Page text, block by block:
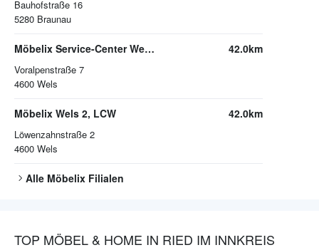
Bauhofstraße 16
5280 Braunau
Möbelix Service-Center Wels (Abhollager)
Voralpenstraße 7
4600 Wels
42.0km
Möbelix Wels 2, LCW
Löwenzahnstraße 2
4600 Wels
42.0km
Alle Möbelix Filialen
TOP MÖBEL & HOME IN RIED IM INNKREIS